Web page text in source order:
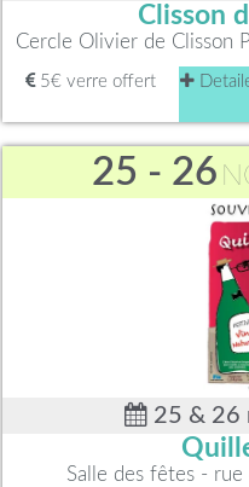
Clisson
Cercle Olivier de Clisson
5€ verre offert
25 - 26
25 & 26
Salle des fêtes -